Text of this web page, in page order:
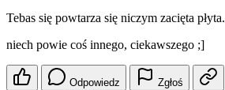
Tebas się powtarza się niczym zacięta płyta.
niech powie coś innego, ciekawszego ;]
Odpowiedz Zgłoś